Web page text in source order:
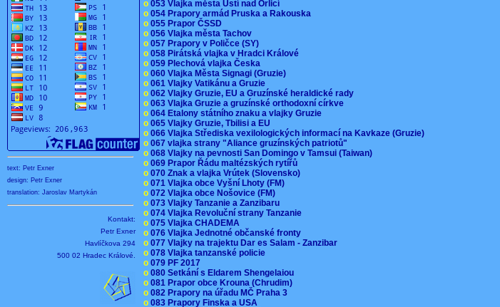
text: Petr Exner
design: Petr Exner
translation: Jaroslav Martykán
Kontakt:
Petr Exner
Havlíčkova 294
500 02 Hradec Králové.
o 053 Vlajka města Ústí nad Orlicí
o 054 Prapory armád Pruska a Rakouska
o 055 Prapor ČSSD
o 056 Vlajka města Tachov
o 057 Prapory v Poličce (SY)
o 058 Pirátská vlajka v Hradci Králové
o 059 Plechová vlajka Česka
o 060 Vlajka Města Signagi (Gruzie)
o 061 Vlajky Vatikánu a Gruzie
o 062 Vlajky Gruzie, EU a Gruzínské heraldické rady
o 063 Vlajka Gruzie a gruzínské orthodoxní církve
o 064 Etalony státního znaku a vlajky Gruzie
o 065 Vlajky Gruzie, Tbilisi a EU
o 066 Vlajka Střediska vexilologických informací na Kavkaze (Gruzie)
o 067 vlajka strany "Aliance gruzínských patriotů"
o 068 Vlajky na pevnosti San Domingo v Tamsui (Taiwan)
o 069 Prapor Řádu maltézských rytířů
o 070 Znak a vlajka Vrútek (Slovensko)
o 071 Vlajka obce Vyšní Lhoty (FM)
o 072 Vlajka obce Nošovice (FM)
o 073 Vlajky Tanzanie a Zanzibaru
o 074 Vlajka Revoluční strany Tanzanie
o 075 Vlajka CHADEMA
o 076 Vlajka Jednotné občanské fronty
o 077 Vlajky na trajektu Dar es Salam - Zanzibar
o 078 Vlajka tanzanské policie
o 079 PF 2017
o 080 Setkání s Eldarem Shengelaiou
o 081 Prapor obce Krouna (Chrudim)
o 082 Prapory na úřadu MČ Praha 3
o 083 Prapory Finska a USA